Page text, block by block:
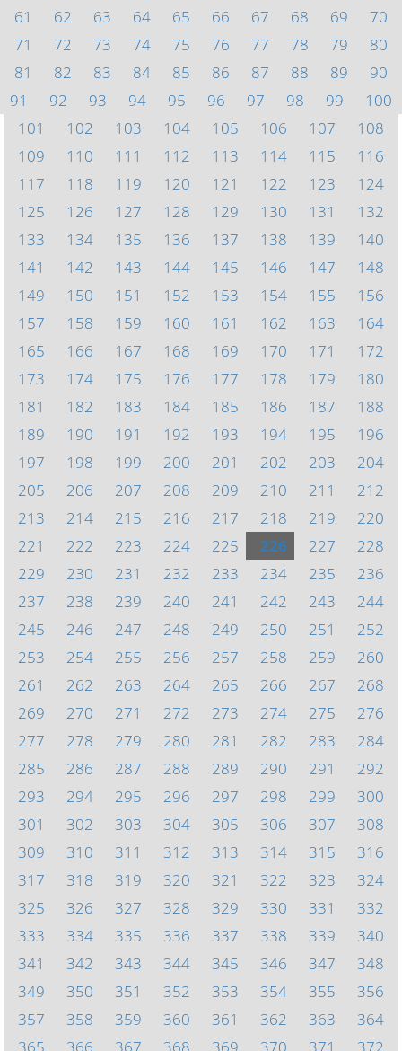
61
62 63 64 65 66 67 68 69
70
71
72 73 74 75 76 77 78 79
80
81
82 83 84 85 86 87 88 89
90
91
92 93 94 95 96 97 98 99
100
101
102 103 104 105 106 107
108
109
110 111 112 113 114 115
116
117
118 119 120 121 122 123
124
125
126 127 128 129 130 131
132
133
134 135 136 137 138 139
140
141
142 143 144 145 146 147
148
149
150 151 152 153 154 155
156
157
158 159 160 161 162 163
164
165
166 167 168 169 170 171
172
173
174 175 176 177 178 179
180
181
182 183 184 185 186 187
188
189
190 191 192 193 194 195
196
197
198 199 200 201 202 203
204
205
206 207 208 209 210 211
212
213
214 215 216 217 218 219
220
221
222 223 224 225 226 227
228
229
230 231 232 233 234 235
236
237
238 239 240 241 242 243
244
245
246 247 248 249 250 251
252
253
254 255 256 257 258 259
260
261
262 263 264 265 266 267
268
269
270 271 272 273 274 275
276
277
278 279 280 281 282 283
284
285
286 287 288 289 290 291
292
293
294 295 296 297 298 299
300
301
302 303 304 305 306 307
308
309
310 311 312 313 314 315
316
317
318 319 320 321 322 323
324
325
326 327 328 329 330 331
332
333
334 335 336 337 338 339
340
341
342 343 344 345 346 347
348
349
350 351 352 353 354 355
356
357
358 359 360 361 362 363
364